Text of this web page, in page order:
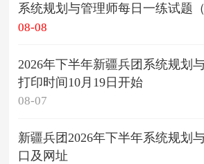
系统规划与管理师每日一练试题（
08-08
2026年下半年新疆兵团系统规划
打印时间10月19日开始
08-07
新疆兵团2026年下半年系统规划
口及网址